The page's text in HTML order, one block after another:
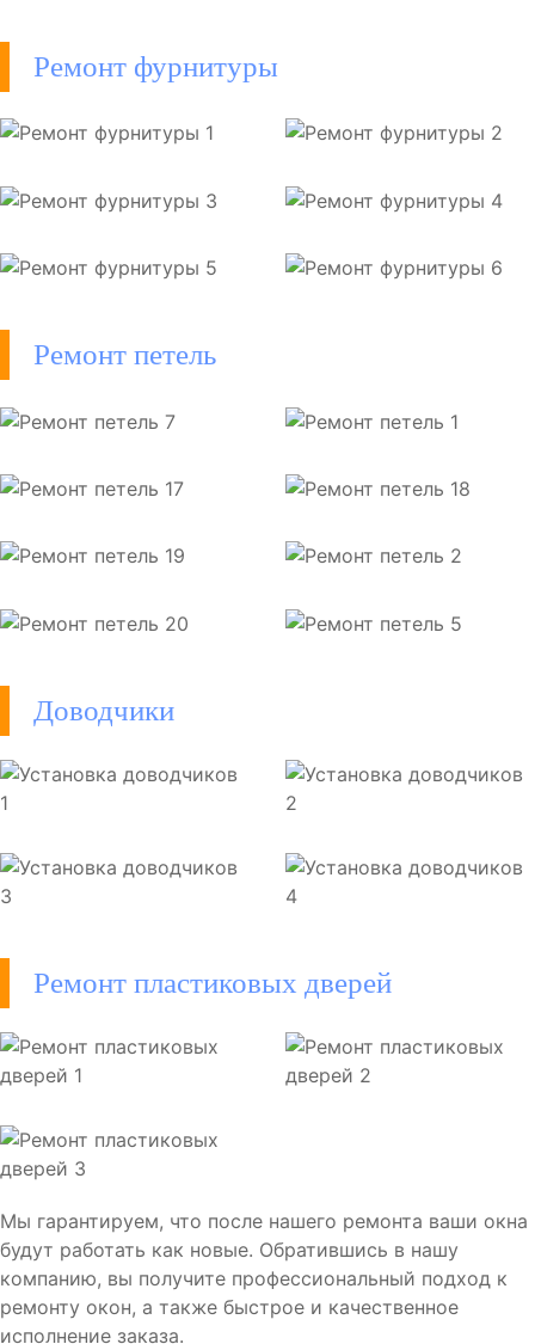
Ремонт фурнитуры
Ремонт петель
Доводчики
Ремонт пластиковых дверей
Мы гарантируем, что после нашего ремонта ваши окна
будут работать как новые. Обратившись в нашу
компанию, вы получите профессиональный подход к
ремонту окон, а также быстрое и качественное
исполнение заказа.